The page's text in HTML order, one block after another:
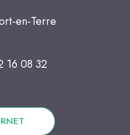
en-Terre
16 08 32